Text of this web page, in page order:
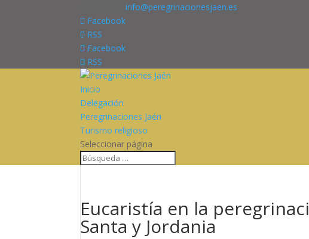
info@peregrinacionesjaen.es
Facebook
RSS
Facebook
RSS
Inicio
Delegación
Peregrinaciones Jaén
Turismo religioso
Seleccionar página
Eucaristía en la
Santa y Jordania